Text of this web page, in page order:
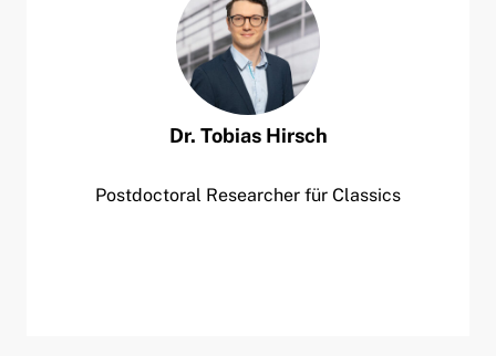
Dr. Tobias Hirsch
Postdoctoral Researcher für Classics